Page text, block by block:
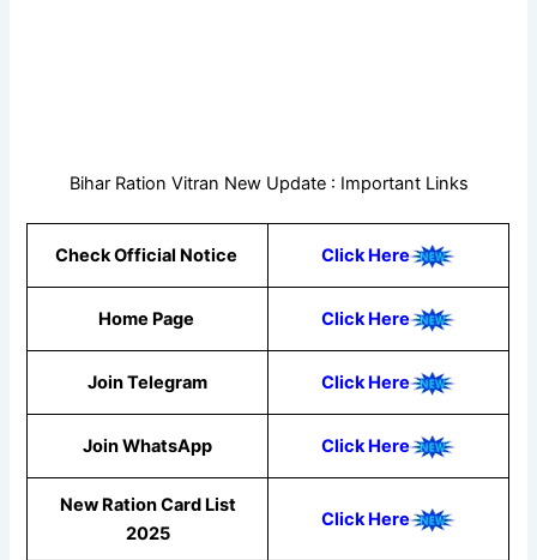
Bihar Ration Vitran New Update : Important Links
Check Official Notice Click Here
Home Page Click Here
Join Telegram Click Here
Join WhatsApp Click Here
New Ration Card List
2025
Click Here